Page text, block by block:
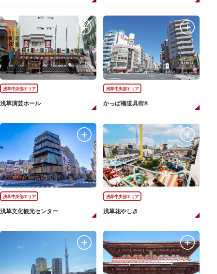
浅草中央部エリア
浅草演芸ホール
浅草中央部エリア
かっぱ橋道具街®
浅草中央部エリア
浅草文化観光センター
浅草中央部エリア
浅草花やしき